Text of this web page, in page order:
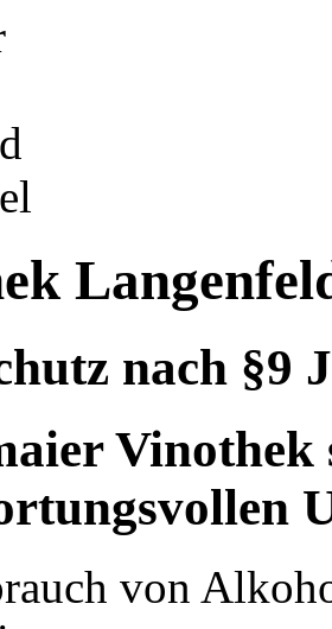
nach §9
Vinothek
von